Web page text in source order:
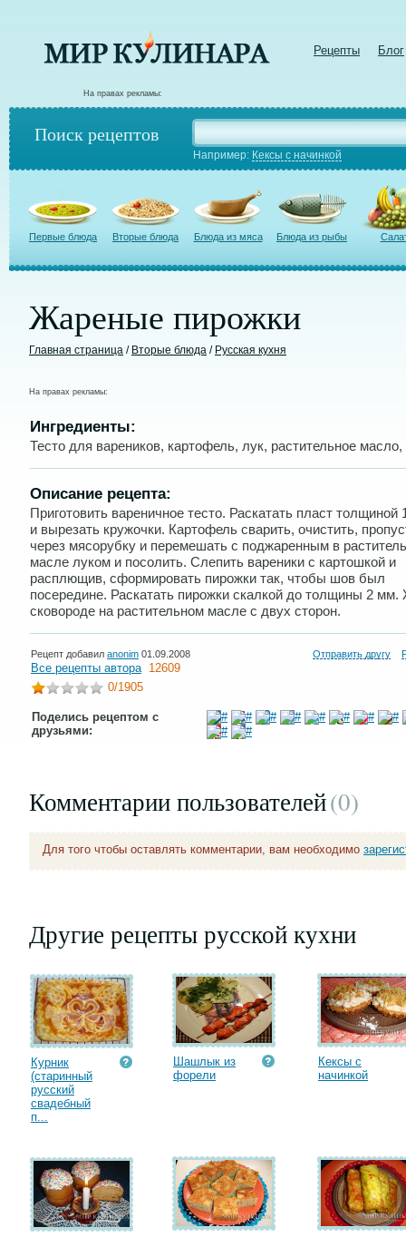
Рецепты Блог
На правах рекламы:
Поиск рецептов
Например: Кексы с начинкой
Первые блюда Вторые блюда Блюда из мяса Блюда из рыбы
Жареные пирожки
Главная страница / Вторые блюда / Русская кухня
На правах рекламы:
Ингредиенты:
Тесто для вареников, картофель, лук, растительное
Описание рецепта:
Приготовить вареничное тесто. Раскатать пласт толщиной
и вырезать кружочки. Картофель сварить, очистить,
через мясорубку и перемешать с поджаренным в
масле луком и посолить. Слепить вареники с картошкой и
расплющив, сформировать пирожки так, чтобы шов был
посередине. Раскатать пирожки скалкой до толщины 2 мм.
сковороде на растительном масле с двух сторон.
Рецепт добавил anonim 01.09.2008 Отправить другу
Все рецепты автора 12609
0/1905
Поделись рецептом с
друзьями:
Комментарии пользователей(0)
Для того чтобы оставлять комментарии, вам необходимо
Другие рецепты русской кухни
Курник
(старинный
русский
свадебный
п...
Шашлык из
форели
Кексы с
начинкой